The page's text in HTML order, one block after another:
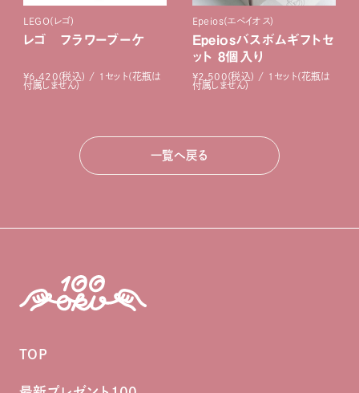
LEGO(レゴ)
レゴ フラワーブーケ
¥6,420(税込) / 1セット(花瓶は
付属しません)
Epeios(エペイオス)
Epeiosバスボムギフトセ
ット 8個入り
¥2,500(税込) / 1セット(花瓶は
付属しません)
一覧へ戻る
TOP